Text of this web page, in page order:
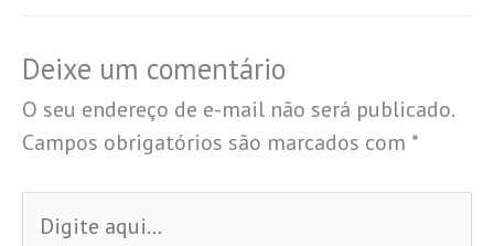
Deixe um comentário
O seu endereço de e-mail não será publicado.
Campos obrigatórios são marcados com *